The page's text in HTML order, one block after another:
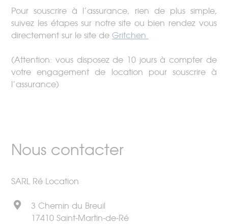
Pour souscrire à l’assurance, rien de plus simple,
suivez les étapes sur notre site ou bien rendez vous
directement sur le site deGritchen
(Attention: vous disposez de 10 jours à compter de
votre engagement de location pour souscrire à
l’assurance)
Nous contacter
SARL Ré Location
3 Chemin du Breuil
17410 Saint-Martin-de-Ré